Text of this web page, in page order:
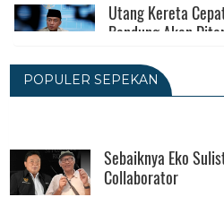
Utang Kereta
Bandung Akan
06/08/2026 19:02
Sekolah Di Jaksel
06/08/2026 17:40
POPULER SEPEKAN
Sebaiknya Eko
Collaborator